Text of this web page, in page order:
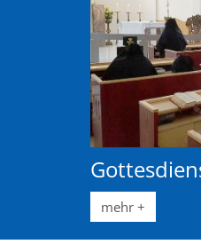
mehr +